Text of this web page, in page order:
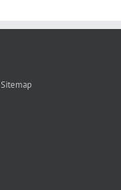
Sitemap